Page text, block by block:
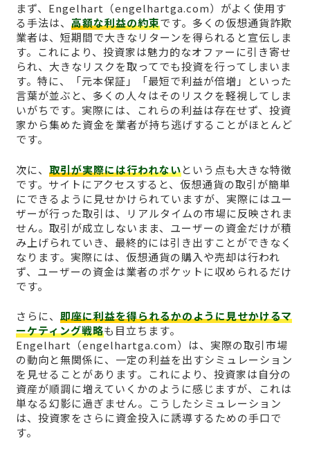
まず、Engelhart（engelhartga.com）がよく使用す
る手法は、 高額な利益の約束です。多くの仮想通貨詐欺
業者は、短期間で大きなリターンを得られると宣伝しま
す。これにより、投資家は魅力的なオファーに引き寄せ
られ、大きなリスクを取ってでも投資を行ってしまいま
す。特に、「元本保証」「最短で利益が倍増」といった
言葉が並ぶと、多くの人々はそのリスクを軽視してしま
いがちです。実際には、これらの利益は存在せず、投資
家から集めた資金を業者が持ち逃げすることがほとんど
です。
次に、 取引が実際には行われないという点も大きな特徴
です。サイトにアクセスすると、仮想通貨の取引が簡単
にできるように見せかけられていますが、実際にはユー
ザーが行った取引は、リアルタイムの市場に反映されま
せん。取引が成立しないまま、ユーザーの資金だけが積
み上げられていき、最終的には引き出すことができなく
なります。実際には、仮想通貨の購入や売却は行われ
ず、ユーザーの資金は業者のポケットに収められるだけ
です。
さらに、 即座に利益を得られるかのように見せかけるマ
ーケティング戦略も目立ちます。
Engelhart（engelhartga.com）は、実際の取引市場
の動向と無関係に、一定の利益を出すシミュレーション
を見せることがあります。これにより、投資家は自分の
資産が順調に増えていくかのように感じますが、これは
単なる幻影に過ぎません。こうしたシミュレーション
は、投資家をさらに資金投入に誘導するための手口で
す。